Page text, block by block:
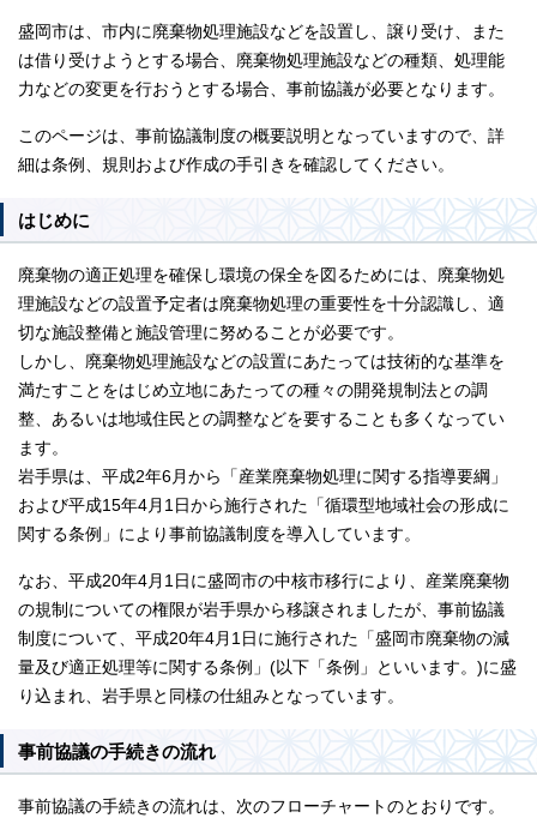
盛岡市は、市内に廃棄物処理施設などを設置し、譲り受け、また
は借り受けようとする場合、廃棄物処理施設などの種類、処理能
力などの変更を行おうとする場合、事前協議が必要となります。
このページは、事前協議制度の概要説明となっていますので、詳
細は条例、規則および作成の手引きを確認してください。
はじめに
廃棄物の適正処理を確保し環境の保全を図るためには、廃棄物処
理施設などの設置予定者は廃棄物処理の重要性を十分認識し、適
切な施設整備と施設管理に努めることが必要です。
しかし、廃棄物処理施設などの設置にあたっては技術的な基準を
満たすことをはじめ立地にあたっての種々の開発規制法との調
整、あるいは地域住民との調整などを要することも多くなってい
ます。
岩手県は、平成2年6月から「産業廃棄物処理に関する指導要綱」
および平成15年4月1日から施行された「循環型地域社会の形成に
関する条例」により事前協議制度を導入しています。
なお、平成20年4月1日に盛岡市の中核市移行により、産業廃棄物
の規制についての権限が岩手県から移譲されましたが、事前協議
制度について、平成20年4月1日に施行された「盛岡市廃棄物の減
量及び適正処理等に関する条例」(以下「条例」といいます。)に盛
り込まれ、岩手県と同様の仕組みとなっています。
事前協議の手続きの流れ
事前協議の手続きの流れは、次のフローチャートのとおりです。